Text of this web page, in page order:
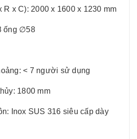
R x C): 2000 x 1600 x 1230 mm
ống ∅58
< 7 người sử dụng
1800 mm
Inox SUS 316 siêu cấp dày